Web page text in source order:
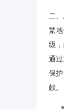
二
繁
级
通
保
献。